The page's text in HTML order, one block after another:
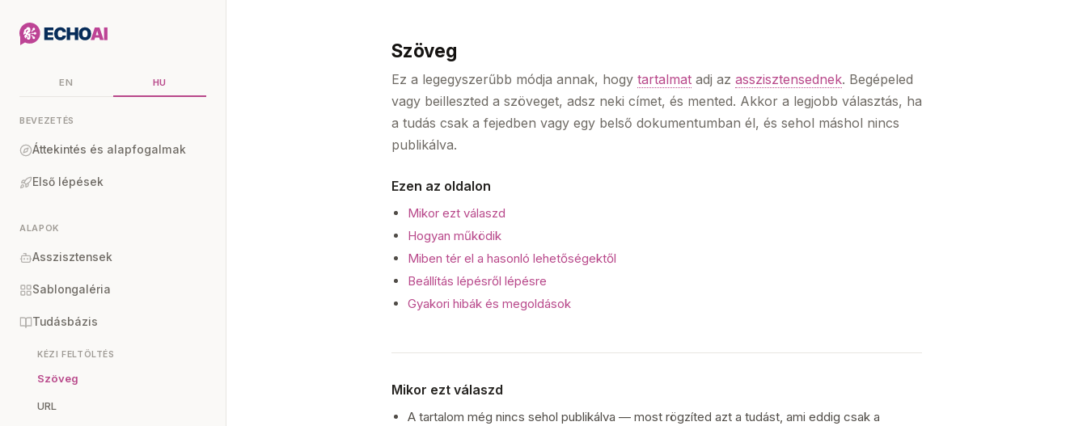
EN HU
BEVEZETÉS
Áttekintés és alapfogalmak
Első lépések
ALAPOK
Asszisztensek
Sablongaléria
Tudásbázis
KÉZI FELTÖLTÉS
Szöveg
URL
Szöveg
Ez a legegyszerűbb módja annak, hogy tartalmat adj az asszisztensednek. Begépeled
vagy beilleszted a szöveget, adsz neki címet, és mented. Akkor a legjobb választás, ha
a tudás csak a fejedben vagy egy belső dokumentumban él, és sehol máshol nincs
publikálva.
Ezen az oldalon
Mikor ezt válaszd
Hogyan működik
Miben tér el a hasonló lehetőségektől
Beállítás lépésről lépésre
Gyakori hibák és megoldások
Mikor ezt válaszd
A tartalom még nincs sehol publikálva — most rögzíted azt a tudást, ami eddig csak a